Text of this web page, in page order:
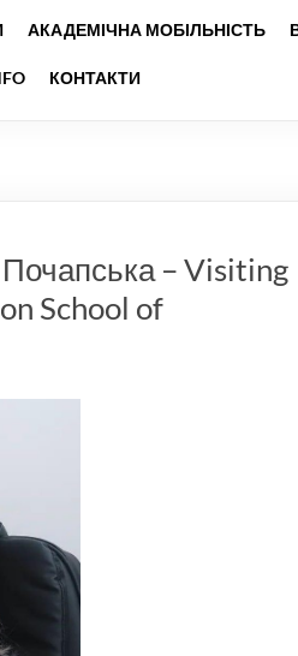
АКАДЕМІЧНА МОБІЛЬНІСТЬ
КОНТАКТИ
– Visiting
School of